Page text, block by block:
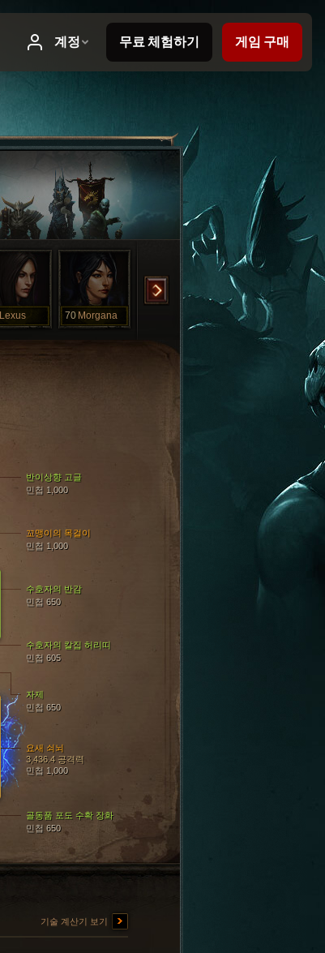
Lexus 70 Morgana
반이상향 고글
민첩 1,000
골동품 포도 수확 장화
민첩 650
수호자의 반감
민첩 650
요새 쇠뇌
3,436.4 공격력
민첩 1,000
수호자의 칼집 허리띠
민첩 605
자제
민첩 650
꼬맹이의 목걸이
민첩 1,000
기술 계산기 보기